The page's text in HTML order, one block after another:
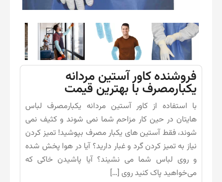
فروشنده کاور آستین مردانه
یکبارمصرف با بهترین قیمت
با استفاده از کاور آستین مردانه یکبارمصرف لباس
هایتان در حین کار مزاحم شما نمی شوند و کثیف نمی
شوند، فقط آستین های یکبار مصرف بپوشید! تمیز کردن
نیاز به تمیز کردن گرد و غبار دارید؟ آیا در هوا پخش شده
و روی لباس شما می نشیند؟ آیا پاشیدن خاکی که
می‌خواهید پاک کنید روی […]